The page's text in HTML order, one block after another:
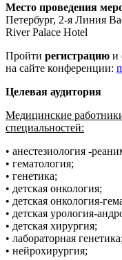
Место проведения
Петербург, 2-я Линия
River Palace Hotel
Пройти регистрацию и
на сайте конференции:
Целевая аудитория
Медицинские
специальностей:
• анестезиология -
• гематология;
• генетика;
• детская онкология;
• детская онкология-
• детская урология-
• детская хирургия;
• лабораторная генетика;
• нейрохирургия;